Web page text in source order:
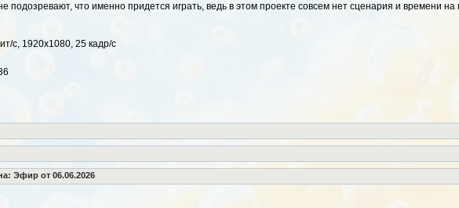
подозревают, что именно придется играть, ведь в этом проекте совсем нет сценария и времени на
с, 1920x1080, 25 кадр/с
Эфир от 06.06.2026